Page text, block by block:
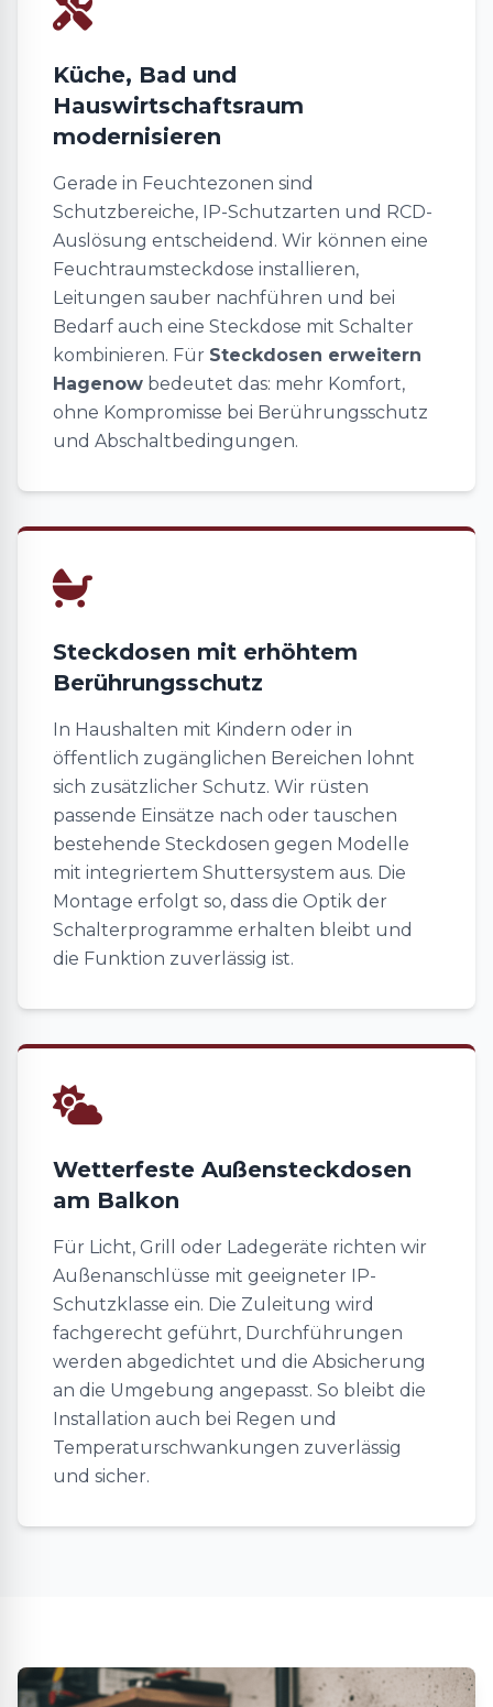
Küche, Bad und
Hauswirtschaftsraum
modernisieren
Gerade in Feuchtezonen sind
Schutzbereiche, IP-Schutzarten und RCD-
Auslösung entscheidend. Wir können eine
Feuchtraumsteckdose installieren,
Leitungen sauber nachführen und bei
Bedarf auch eine Steckdose mit Schalter
kombinieren. Für Steckdosen erweitern
Hagenow bedeutet das: mehr Komfort,
ohne Kompromisse bei Berührungsschutz
und Abschaltbedingungen.
Steckdosen mit erhöhtem
Berührungsschutz
In Haushalten mit Kindern oder in
öffentlich zugänglichen Bereichen lohnt
sich zusätzlicher Schutz. Wir rüsten
passende Einsätze nach oder tauschen
bestehende Steckdosen gegen Modelle
mit integriertem Shuttersystem aus. Die
Montage erfolgt so, dass die Optik der
Schalterprogramme erhalten bleibt und
die Funktion zuverlässig ist.
Wetterfeste Außensteckdosen
am Balkon
Für Licht, Grill oder Ladegeräte richten wir
Außenanschlüsse mit geeigneter IP-
Schutzklasse ein. Die Zuleitung wird
fachgerecht geführt, Durchführungen
werden abgedichtet und die Absicherung
an die Umgebung angepasst. So bleibt die
Installation auch bei Regen und
Temperaturschwankungen zuverlässig
und sicher.